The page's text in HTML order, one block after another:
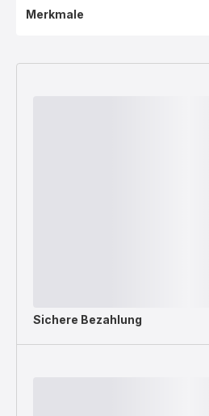
Merkmale
Sichere Bezahlung